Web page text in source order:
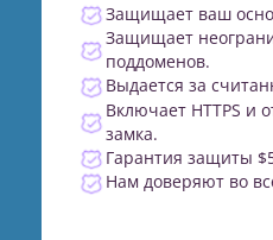
Защищает ваш
Защищает
поддоменов.
Выдается за
Включает HTTPS и
замка.
Гарантия защиты
Нам доверяют во